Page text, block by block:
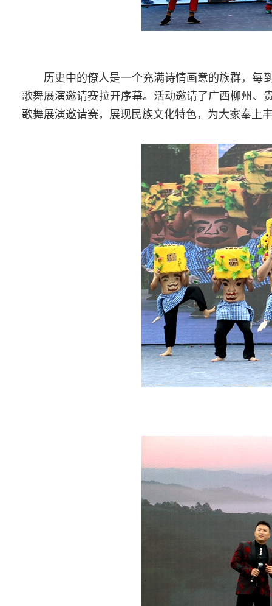
历史中的僚人是一个充满诗情画意的族群，每
歌舞展演邀请赛拉开序幕。活动邀请了广西柳州、
歌舞展演邀请赛，展现民族文化特色，为大家奉上